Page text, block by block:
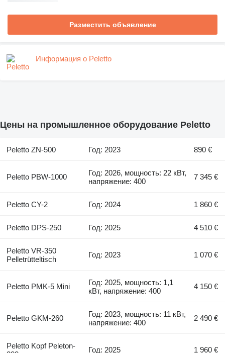
Разместить объявление
Информация о Peletto
Цены на промышленное оборудование Peletto
Peletto ZN-500 Год: 2023 890 €
Peletto PBW-1000
Год: 2026, мощность: 22 кВт,
напряжение: 400
7 345 €
Peletto CY-2 Год: 2024 1 860 €
Peletto DPS-250 Год: 2025 4 510 €
Peletto VR-350
Pelletrütteltisch
Год: 2023 1 070 €
Peletto PMK-5 Mini
Год: 2025, мощность: 1,1
кВт, напряжение: 400
4 150 €
Peletto GKM-260
Год: 2023, мощность: 11 кВт,
напряжение: 400
2 490 €
Peletto Kopf Peleton-
Год: 2025 1 960 €